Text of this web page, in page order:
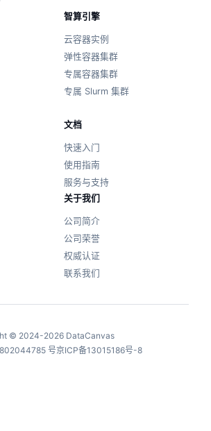
智算引擎
云容器实例
弹性容器集群
专属容器集群
专属 Slurm 集群
文档
快速入门
使用指南
服务与支持
关于我们
公司简介
公司荣誉
权威认证
联系我们
© 2024-2026 DataCanvas
号京ICP备13015186号-8